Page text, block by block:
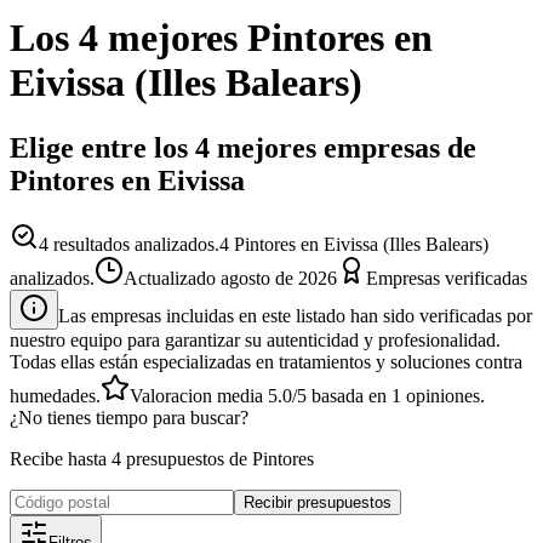
Los 4 mejores Pintores en
Eivissa (Illes Balears)
Elige entre los 4 mejores empresas de
Pintores en Eivissa
4 resultados analizados.4 Pintores en Eivissa (Illes Balears)
analizados.
Actualizado agosto de 2026
Empresas verificadas
Las empresas incluidas en este listado han sido verificadas por
nuestro equipo para garantizar su autenticidad y profesionalidad.
Todas ellas están especializadas en tratamientos y soluciones contra
humedades.
Valoracion media 5.0/5 basada en 1 opiniones.
¿No tienes tiempo para buscar?
Recibe hasta 4 presupuestos de Pintores
Recibir presupuestos